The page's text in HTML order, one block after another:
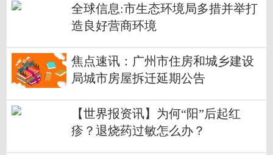
全球信息:市生态环境局多措并举打
造良好营商环境
焦点速讯：广州市住房和城乡建设
局城市房屋拆迁延期公告
【世界报资讯】为何“阳”后起红
疹？退烧药过敏怎么办？